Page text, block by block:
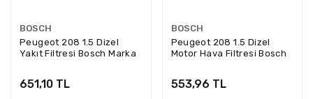
BOSCH
Peugeot 208 1.5 Dizel
Yakıt Filtresi Bosch Marka
651,10 TL
BOSCH
Peugeot 208 1.5 Dizel
Motor Hava Filtresi Bosch
553,96 TL